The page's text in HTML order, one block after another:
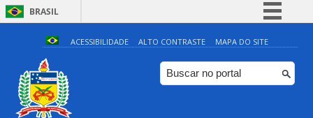
BRASIL
Simplifique!
Comunica BR
Participe
ACESSIBILIDADE ALTO CONTRASTE MAPA DO SITE